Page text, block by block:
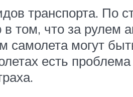
транспорта. По
том, что за рулем
самолета могут
есть